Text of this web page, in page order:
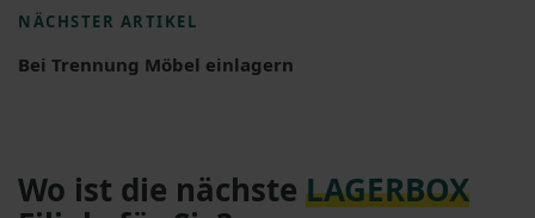
NÄCHSTER ARTIKEL
Bei Trennung Möbel einlagern
Wo ist die nächste LAGERBOX